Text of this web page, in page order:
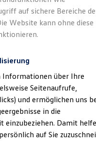
Leasing
Volkswagen
alle(s).
auf sichere Bereiche
Website kann ohne diese
Informationen über Ihre
Seitenaufrufe,
und ermöglichen uns
in die
einzubeziehen. Damit
auf Sie